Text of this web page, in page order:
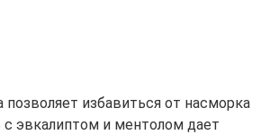
избавиться от насморка
эвкалиптом и ментолом дает